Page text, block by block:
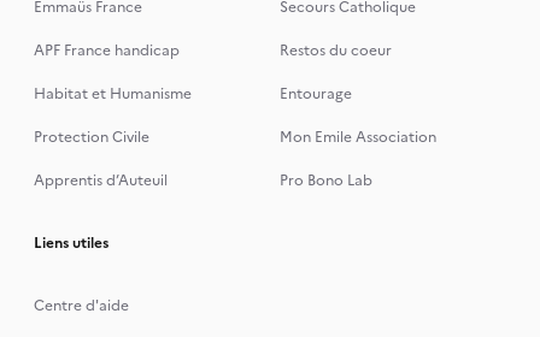
Emmaüs France
Secours Catholique
APF France handicap
Restos du coeur
Habitat et Humanisme
Entourage
Protection Civile
Mon Emile Association
Apprentis d’Auteuil
Pro Bono Lab
Liens utiles
Centre d'aide